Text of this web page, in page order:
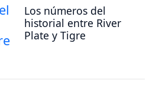
Los números del
historial entre River
Plate y Tigre